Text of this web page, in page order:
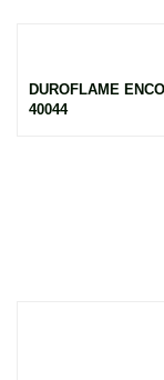
DUROFLAME
40044